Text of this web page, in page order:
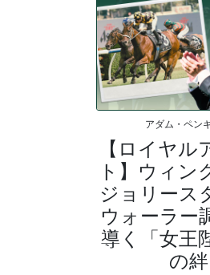
アダム・ペン
【ロイヤル
ト】ウィン
ジョリース
ウォーラー
導く「女王
の絆